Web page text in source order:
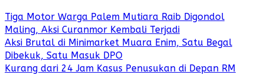
Tiga Motor Warga Palem Mutiara Raib Digondol
Maling, Aksi Curanmor Kembali Terjadi
Aksi Brutal di Minimarket Muara Enim, Satu Begal
Dibekuk, Satu Masuk DPO
Kurang dari 24 Jam Kasus Penusukan di Depan RM